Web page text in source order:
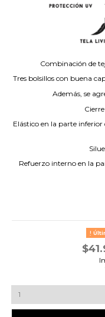
Combinación de
Tres bolsillos con buena
Además, se
Elástico en la parte inferior
Refuerzo interno en la